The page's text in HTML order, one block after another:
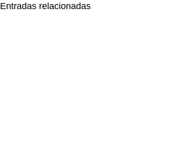
Entradas relacionadas